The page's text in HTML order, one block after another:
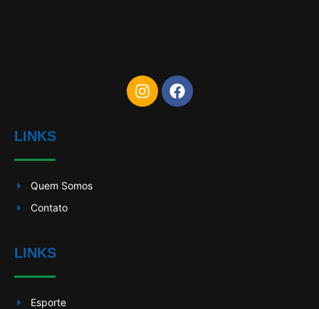
LINKS
Quem Somos
Contato
LINKS
Esporte